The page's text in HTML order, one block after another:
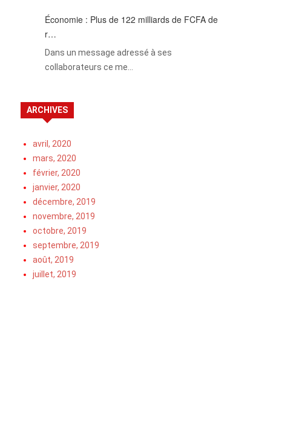
Économie : Plus de 122 milliards de FCFA de
r…
Dans un message adressé à ses
collaborateurs ce me…
ARCHIVES
avril, 2020
mars, 2020
février, 2020
janvier, 2020
décembre, 2019
novembre, 2019
octobre, 2019
septembre, 2019
août, 2019
juillet, 2019